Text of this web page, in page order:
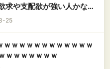
求や支配欲が強い人かなり
25
ｗｗｗｗｗｗｗｗｗｗｗｗ
ｗｗｗｗｗｗｗ